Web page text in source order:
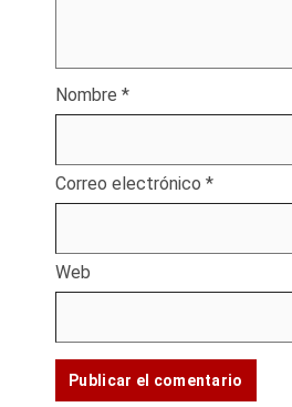
Nombre *
Correo electrónico *
Web